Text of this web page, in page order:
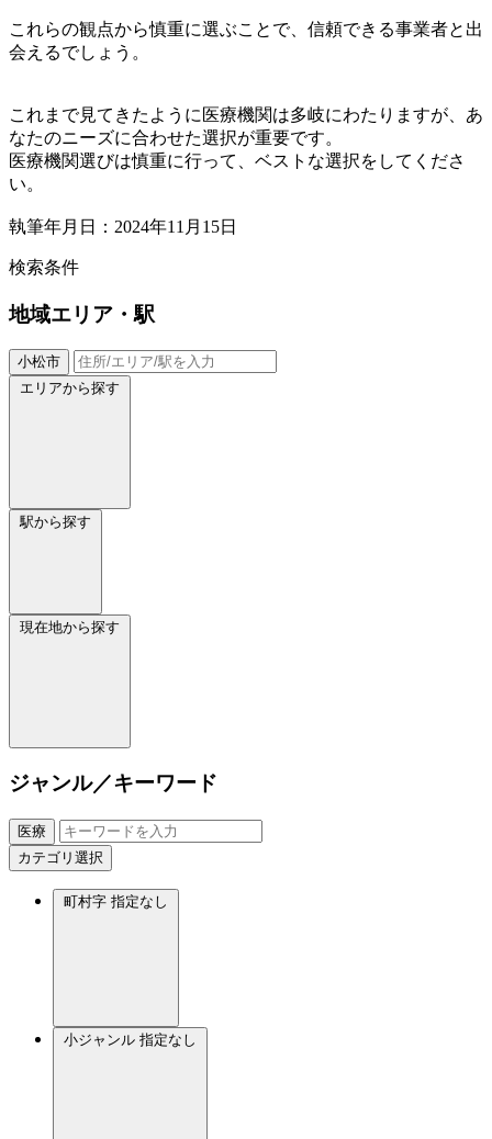
これらの観点から慎重に選ぶことで、信頼できる事業者と出
会えるでしょう。
これまで見てきたように医療機関は多岐にわたりますが、あ
なたのニーズに合わせた選択が重要です。
医療機関選びは慎重に行って、ベストな選択をしてくださ
い。
執筆年月日：2024年11月15日
検索条件
地域エリア・駅
小松市
エリアから探す
駅から探す
現在地から探す
ジャンル／キーワード
医療
カテゴリ選択
町村字 指定なし
小ジャンル 指定なし